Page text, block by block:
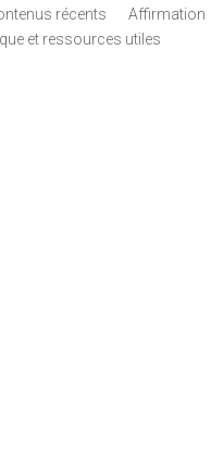
récents
Affirmation
et ressources utiles